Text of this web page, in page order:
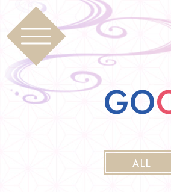
GO
ALL